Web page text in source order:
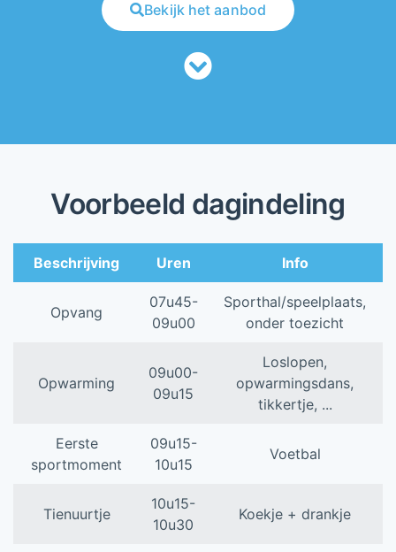
Bekijk het aanbod
Voorbeeld dagindeling
Beschrijving Uren Info
Opvang
07u45-
09u00
Sporthal/speelplaats,
onder toezicht
Opwarming
09u00-
09u15
Loslopen,
opwarmingsdans,
tikkertje, ...
Eerste
sportmoment
09u15-
10u15
Voetbal
Tienuurtje
10u15-
10u30
Koekje + drankje